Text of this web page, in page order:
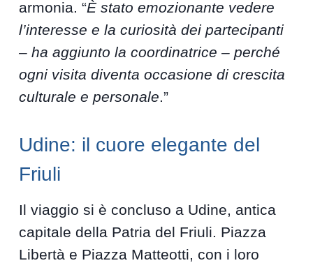
armonia. “È stato emozionante vedere
l’interesse e la curiosità dei partecipanti
– ha aggiunto la coordinatrice – perché
ogni visita diventa occasione di crescita
culturale e personale .”
Udine: il cuore elegante del
Friuli
Il viaggio si è concluso a Udine, antica
capitale della Patria del Friuli. Piazza
Libertà e Piazza Matteotti, con i loro